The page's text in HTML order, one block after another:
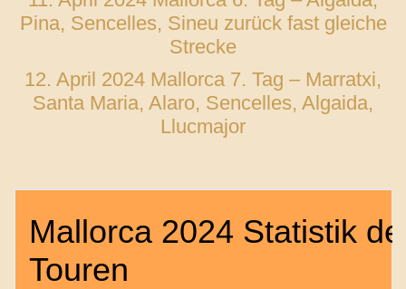
Pina, Sencelles, Sineu zurück fast gleiche
Strecke
12. April 2024 Mallorca 7. Tag – Marratxi,
Santa Maria, Alaro, Sencelles, Algaida,
Llucmajor
Mallorca 2024 Statistik
Touren